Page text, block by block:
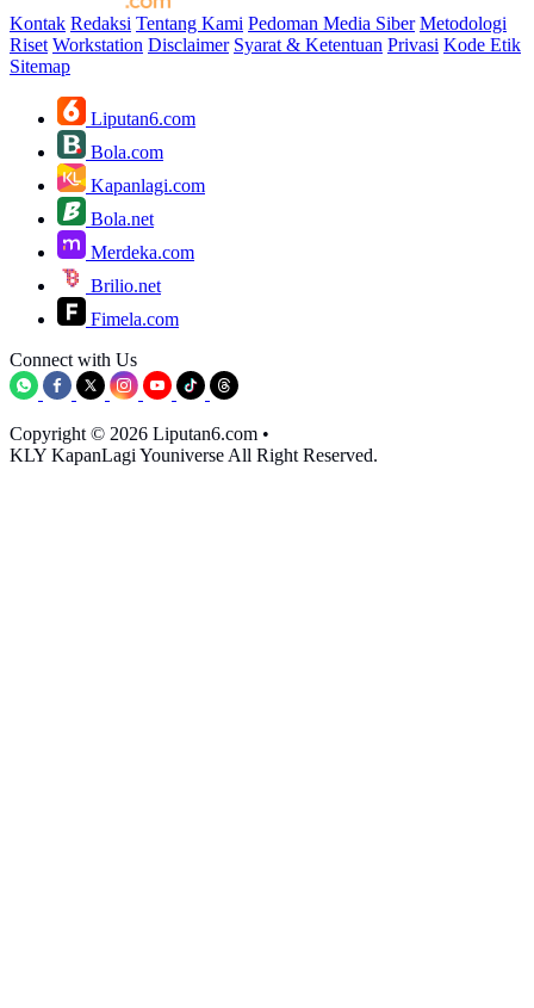
Kontak Redaksi Tentang Kami Pedoman Media Siber Metodologi
Riset Workstation Disclaimer Syarat & Ketentuan Privasi Kode Etik
Sitemap
Liputan6.com
Bola.com
Kapanlagi.com
Bola.net
Merdeka.com
Brilio.net
Fimela.com
Connect with Us
Copyright © 2026 Liputan6.com •
KLY KapanLagi Youniverse All Right Reserved.